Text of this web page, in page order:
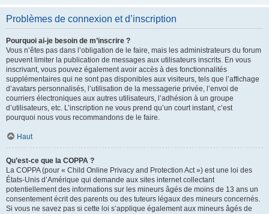
Problèmes de connexion et d’inscription
Pourquoi ai-je besoin de m’inscrire ?
Vous n’êtes pas dans l’obligation de le faire, mais les administrateurs du forum
peuvent limiter la publication de messages aux utilisateurs inscrits. En vous
inscrivant, vous pouvez également avoir accès à des fonctionnalités
supplémentaires qui ne sont pas disponibles aux visiteurs, tels que l’affichage
d’avatars personnalisés, l’utilisation de la messagerie privée, l’envoi de
courriers électroniques aux autres utilisateurs, l’adhésion à un groupe
d’utilisateurs, etc. L’inscription ne vous prend qu’un court instant, c’est
pourquoi nous vous recommandons de le faire.
Haut
Qu’est-ce que la COPPA ?
La COPPA (pour « Child Online Privacy and Protection Act ») est une loi des
États-Unis d’Amérique qui demande aux sites internet collectant
potentiellement des informations sur les mineurs âgés de moins de 13 ans un
consentement écrit des parents ou des tuteurs légaux des mineurs concernés.
Si vous ne savez pas si cette loi s’applique également aux mineurs âgés de